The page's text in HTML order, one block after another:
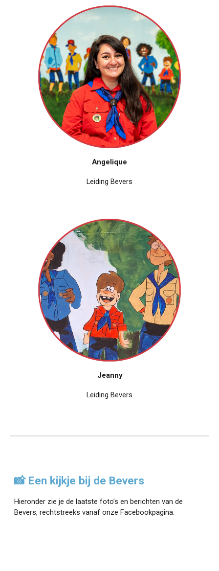
Angelique
Leiding Bevers
Jeanny
Leiding Bevers
📸 Een kijkje bij de Bevers
Hieronder zie je de laatste foto’s en berichten van de
Bevers, rechtstreeks vanaf onze Facebookpagina.